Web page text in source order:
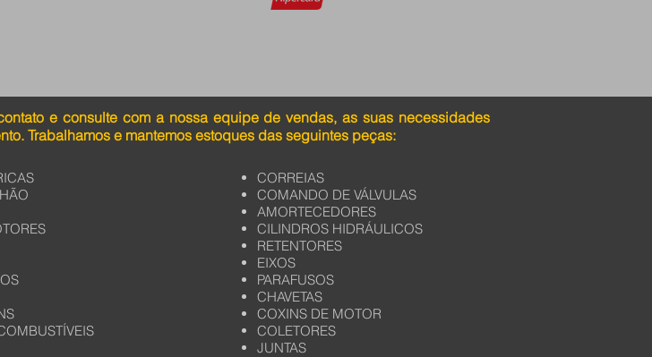
e consulte com a nossa equipe de vendas, as suas necessidades
Trabalhamos e mantemos estoques das seguintes peças:
CORREIAS
COMANDO DE VÁLVULAS
AMORTECEDORES
CILINDROS HIDRÁULICOS
RETENTORES
EIXOS
PARAFUSOS
CHAVETAS
COXINS DE MOTOR
COLETORES
JUNTAS